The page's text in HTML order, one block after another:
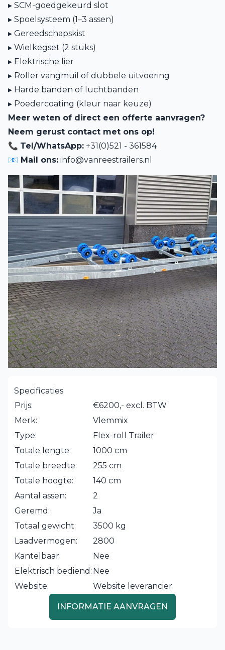
▸ SCM-goedgekeurd slot
▸ Spoelsysteem (1–3 assen)
▸ Gereedschapskist
▸ Wielkegset (2 stuks)
▸ Elektrische lier
▸ Roller vangmuil of dubbele uitvoering
▸ Harde banden of luchtbanden
▸ Poedercoating (kleur naar keuze)
Meer weten of direct een offerte aanvragen?
Neem gerust contact met ons op!
📞 Tel/WhatsApp: +31(0)521 - 361584
📧 Mail ons: info@vanreestrailers.nl
Specificaties
Prijs:
€6200,- excl. BTW
Merk:
Vlemmix
Type:
Flex-roll Trailer
Totale lengte:
1000 cm
Totale breedte:
255 cm
Totale hoogte:
140 cm
Aantal assen:
2
Geremd:
Ja
Totaal gewicht:
3500 kg
Laadvermogen:
2800
Kantelbaar:
Nee
Elektrisch bediend: Nee
Website:
Website leverancier
INFORMATIE AANVRAGEN